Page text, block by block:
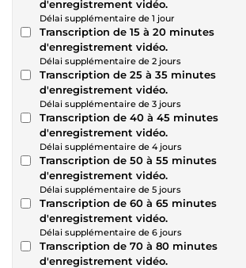
d'enregistrement vidéo.
Délai supplémentaire de 1 jour
Transcription de 15 à 20 minutes
d'enregistrement vidéo.
Délai supplémentaire de 2 jours
Transcription de 25 à 35 minutes
d'enregistrement vidéo.
Délai supplémentaire de 3 jours
Transcription de 40 à 45 minutes
d'enregistrement vidéo.
Délai supplémentaire de 4 jours
Transcription de 50 à 55 minutes
d'enregistrement vidéo.
Délai supplémentaire de 5 jours
Transcription de 60 à 65 minutes
d'enregistrement vidéo.
Délai supplémentaire de 6 jours
Transcription de 70 à 80 minutes
d'enregistrement vidéo.